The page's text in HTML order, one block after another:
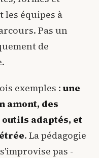
les équipes à
Pas un
de
exemples : une
amont, des
adaptés, et
. La pédagogie
pas -